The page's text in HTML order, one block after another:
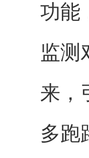
功能
监测
来，
多跑